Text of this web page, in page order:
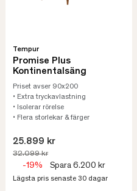
Tempur
Promise Plus
Kontinentalsäng
Priset avser 90x200
• Extra tryckavlastning
• Isolerar rörelse
• Flera storlekar & färger
25.899 kr
32.099 kr
-19% Spara 6.200 kr
Lägsta pris senaste 30 dagar